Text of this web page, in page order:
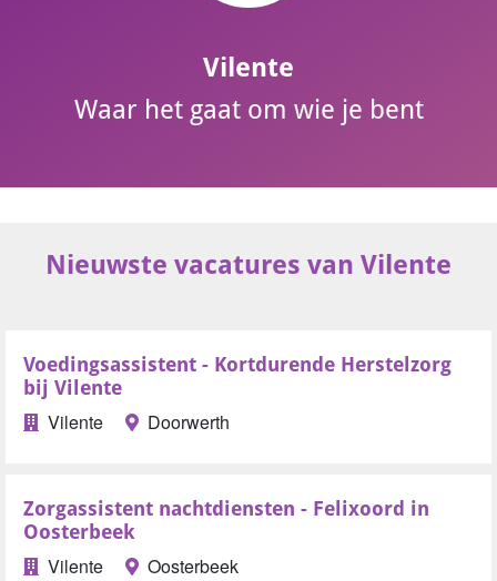
Vilente
Waar het gaat om wie je bent
Nieuwste vacatures van Vilente
Voedingsassistent - Kortdurende Herstelzorg
bij Vilente
Vilente Doorwerth
Zorgassistent nachtdiensten - Felixoord in
Oosterbeek
Vilente Oosterbeek